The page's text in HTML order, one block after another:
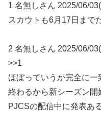
1 名無しさん 2025/06/
スカウトも6月17日まで
2 名無しさん 2025/06/
>>1
ほぼっていうか完全に
終わるから新シーズン
PJCSの配信中に発表あ